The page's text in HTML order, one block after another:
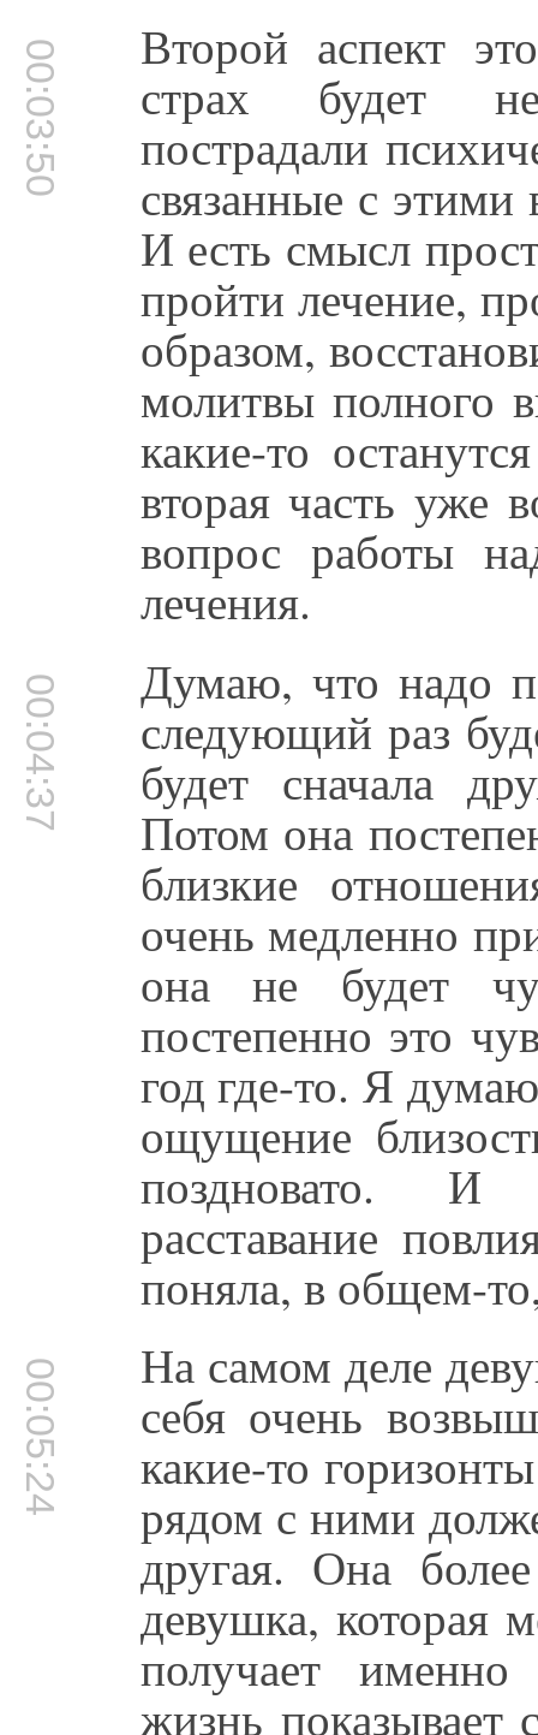
00:03:50 Второй аспект
страх будет
пострадали
связанные с
И есть смысл
пройти лечение,
образом,
молитвы полного
какие-то
вторая часть уже
вопрос работы
лечения.
00:04:37 Думаю, что надо
следующий раз
будет сначала
Потом она
близкие
очень медленно
она не будет
постепенно это
год где-то. Я
ощущение
поздновато. И
расставание
поняла, в общем-
00:05:24 На самом деле
себя очень
какие-то
рядом с ними
другая. Она
девушка, которая
получает
жизнь